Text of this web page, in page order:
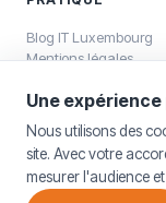
Blog IT Luxembourg
Mentions légales
©2026SELKEA Sàrl —
B196800
Une
Nous utilisons des
site. Avec votre
mesurer l'audience